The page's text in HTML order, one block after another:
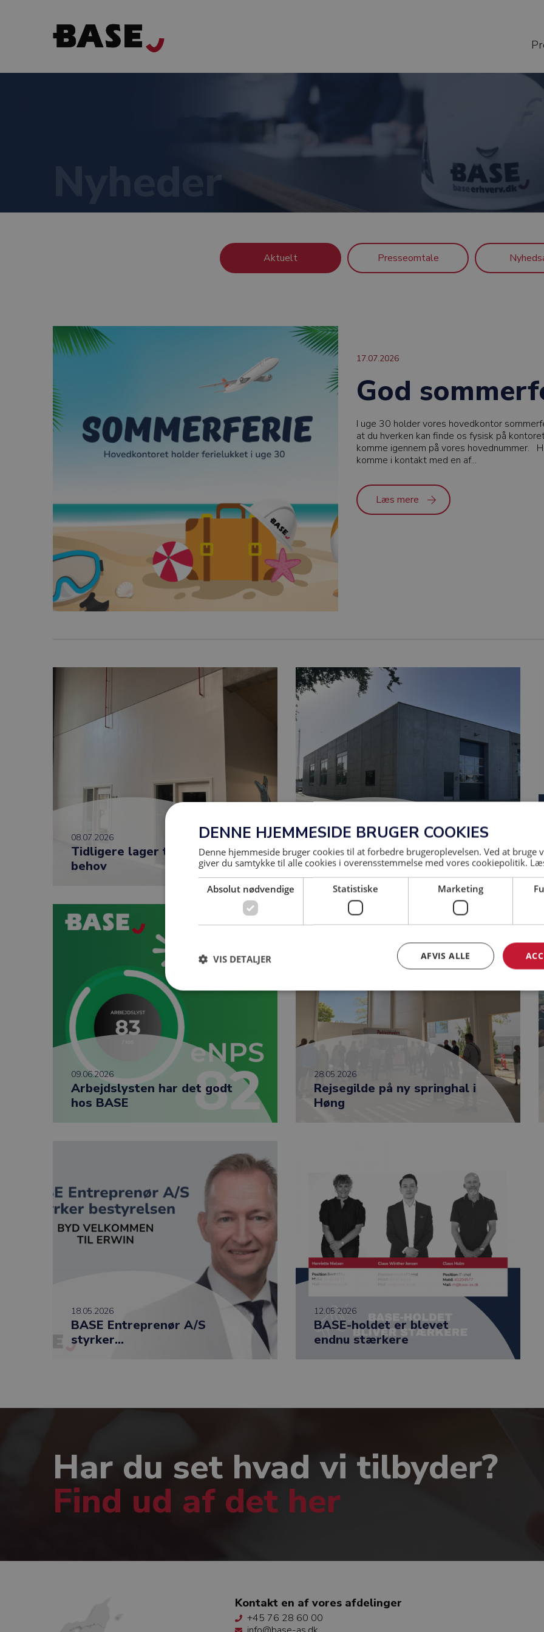
Nyheder
Aktuelt Presseomtale
17.07.2026
God
I uge 30 holder vores hovedkontor
at du hverken kan finde os fysisk på
komme igennem på vores hovednummer.
komme i kontakt med en af...
Læs mere
08.07.2026
Tidligere lager tilpasset nye
behov
30.06.2026
Der sker meget hos
Aarsleff i...
09.06.2026
Arbejdslysten har det godt
hos BASE
28.05.2026
Rejsegilde på ny springhal i
Høng
18.05.2026
BASE Entreprenør A/S
styrker...
12.05.2026
BASE-holdet er blevet
endnu stærkere
Har du set hvad vi tilbyder?
Find ud af det her
Kontakt en af vores afdelinger
+45 76 28 60 00
DENNE HJEMMESIDE BRUGER COOKIES
Denne hjemmeside bruger cookies til at forbedre brugeroplevelsen. Ved at bruge
giver du samtykke til alle cookies i overensstemmelse med vores cookiepolitik.
Absolut nødvendige Statistiske Marketing
AFVIS ALLE
VIS DETALJER